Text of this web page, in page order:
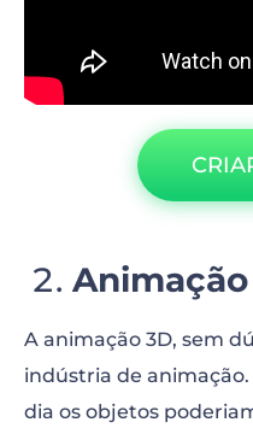
A animação 3D, sem
indústria de
dia os objetos